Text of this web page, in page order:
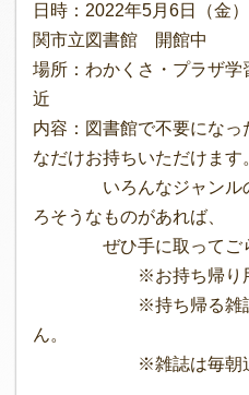
日時：2022年5月6日（金
関市立図書館 開館中
場所：わかくさ・プラザ
近
内容：図書館で不要にな
なだけお持ちいただけます
いろんなジャンルの
ろそうなものがあれば、
ぜひ手に取ってごら
※お持ち帰り用の袋
※持ち帰る雑誌の
ん。
※雑誌は毎朝追加